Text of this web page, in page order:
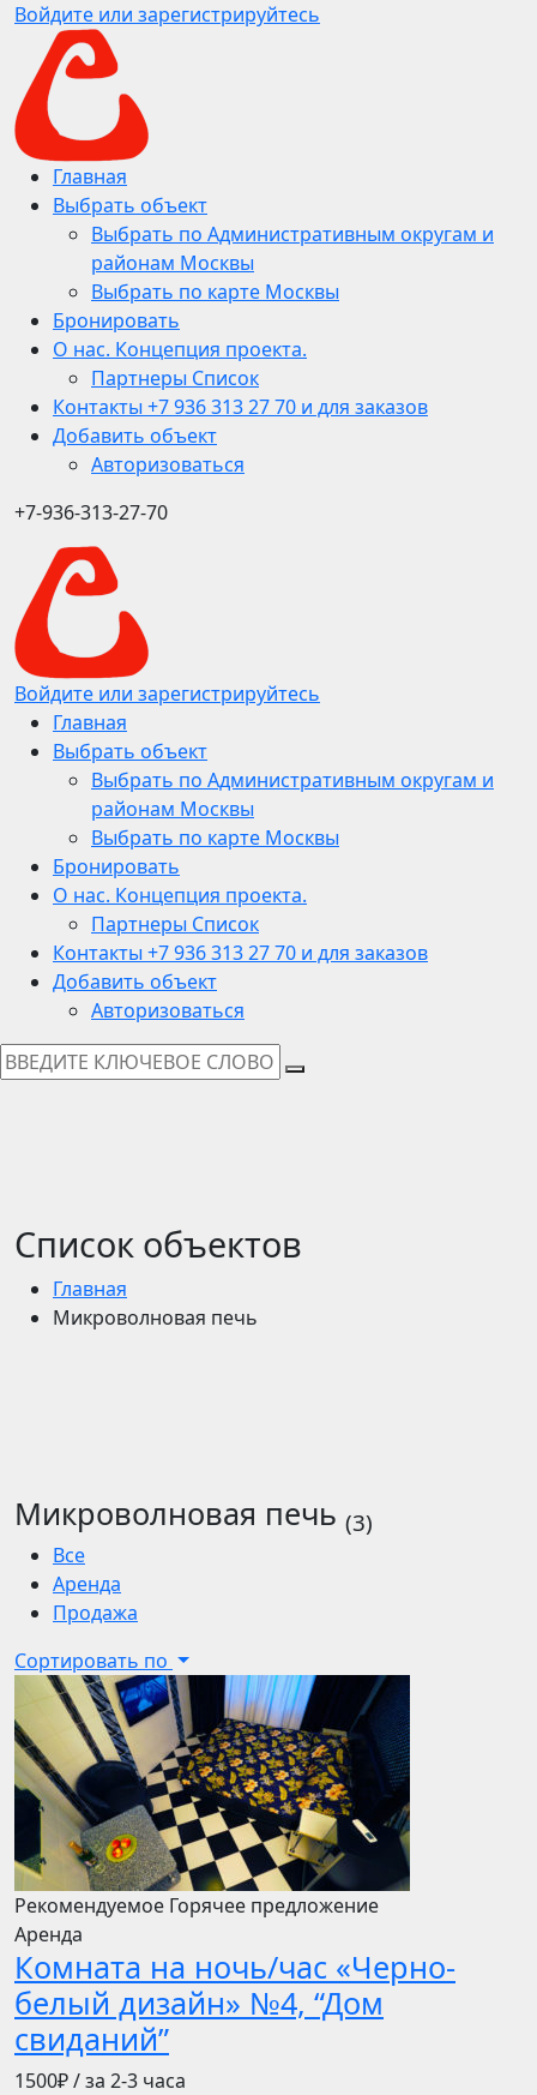
Войдите или зарегистрируйтесь
Главная
Выбрать объект
Выбрать по Административным округам и
районам Москвы
Выбрать по карте Москвы
Бронировать
О нас. Концепция проекта.
Партнеры Список
Контакты +7 936 313 27 70 и для заказов
Добавить объект
Авторизоваться
+7-936-313-27-70
Войдите или зарегистрируйтесь
Главная
Выбрать объект
Выбрать по Административным округам и
районам Москвы
Выбрать по карте Москвы
Бронировать
О нас. Концепция проекта.
Партнеры Список
Контакты +7 936 313 27 70 и для заказов
Добавить объект
Авторизоваться
Список объектов
Главная
Микроволновая печь
Микроволновая печь (3)
Все
Аренда
Продажа
Сортировать по
Рекомендуемое Горячее предложение
Аренда
Комната на ночь/час «Черно-
белый дизайн» №4, “Дом
свиданий”
1500₽/ за 2-3 часа